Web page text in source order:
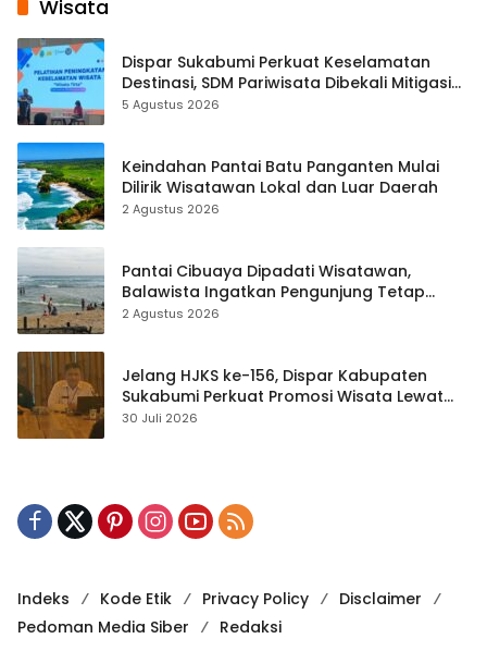
Wisata
Dispar Sukabumi Perkuat Keselamatan
Destinasi, SDM Pariwisata Dibekali Mitigasi
hingga Teknik Evakuasi
5 Agustus 2026
Keindahan Pantai Batu Panganten Mulai
Dilirik Wisatawan Lokal dan Luar Daerah
2 Agustus 2026
Pantai Cibuaya Dipadati Wisatawan,
Balawista Ingatkan Pengunjung Tetap
Waspada
2 Agustus 2026
Jelang HJKS ke-156, Dispar Kabupaten
Sukabumi Perkuat Promosi Wisata Lewat
Publikasi Digital
30 Juli 2026
Indeks Kode Etik Privacy Policy
Disclaimer
Pedoman Media Siber
Redaksi